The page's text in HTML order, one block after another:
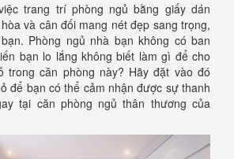
trang trí phòng ngủ bằng giấy dán
và cân đối mang nét đẹp sang trọng,
Phòng ngủ nhà bạn không có ban
bạn lo lắng không biết làm gì để cho
trong căn phòng này? Hãy đặt vào đó
để bạn có thể cảm nhận được sự thanh
tại căn phòng ngủ thân thương của